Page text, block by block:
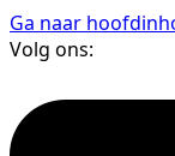
Ga naar
Volg ons: